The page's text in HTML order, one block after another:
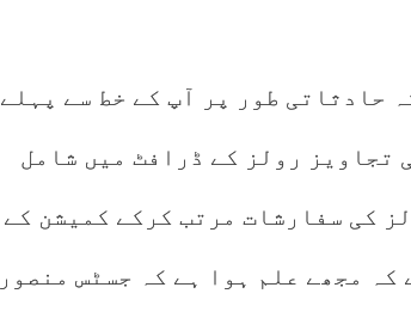
حادثاتی طور پر آپ کے خط سے پہلے
تجاویز رولز کے ڈرافٹ میں شامل
کی سفارشات مرتب کرکے کمیشن کے
مجھے علم ہوا ہے کہ جسٹس منصور